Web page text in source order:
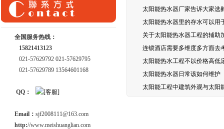
全国服务热线：
15821413123
021-57629792 021-57629795
021-57629789 13564601168
QQ：
Email： sjf2008111@163.com
http://www.meishuanglian.com
太阳能热水器厂家告诉大家选
太阳能热水器里的存水可以用
关于太阳能热水器工程的辅助
连锁酒店需要多维度多方面去
太阳能热水工程不以价格高低
太阳能热水器日常该如何维护
太阳能工程中建筑外观与太阳